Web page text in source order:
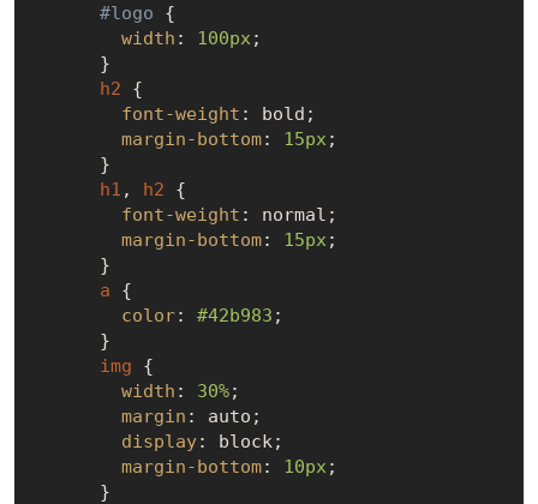
#logo {
width : 100px ;
h2 {
font-weight : bold;
margin-bottom: 15px ;
h1 , h2 {
font-weight : normal;
margin-bottom: 15px ;
a {
color: #42b983 ;
img {
width : 30%;
margin : auto;
display: block;
margin-bottom: 10px ;